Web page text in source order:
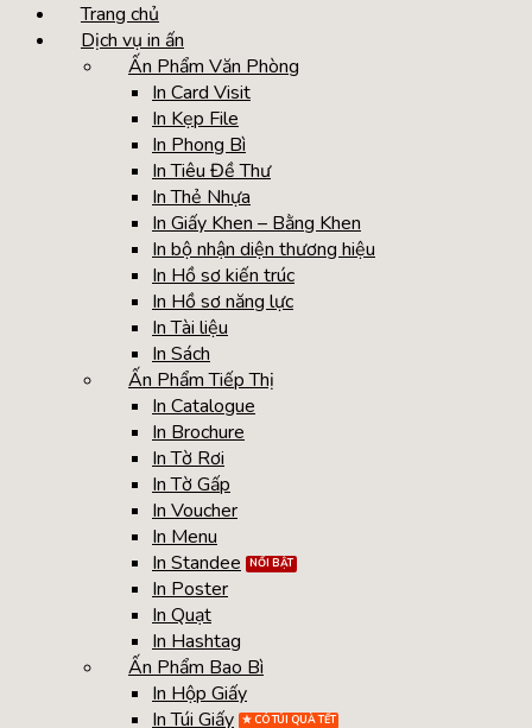
Trang chủ
Dịch vụ in ấn
Ấn Phẩm Văn Phòng
In Card Visit
In Kẹp File
In Phong Bì
In Tiêu Đề Thư
In Thẻ Nhựa
In Giấy Khen – Bằng Khen
In bộ nhận diện thương hiệu
In Hồ sơ kiến trúc
In Hồ sơ năng lực
In Tài liệu
In Sách
Ấn Phẩm Tiếp Thị
In Catalogue
In Brochure
In Tờ Rơi
In Tờ Gấp
In Voucher
In Menu
In Standee
In Poster
In Quạt
In Hashtag
Ấn Phẩm Bao Bì
In Hộp Giấy
In Túi Giấy